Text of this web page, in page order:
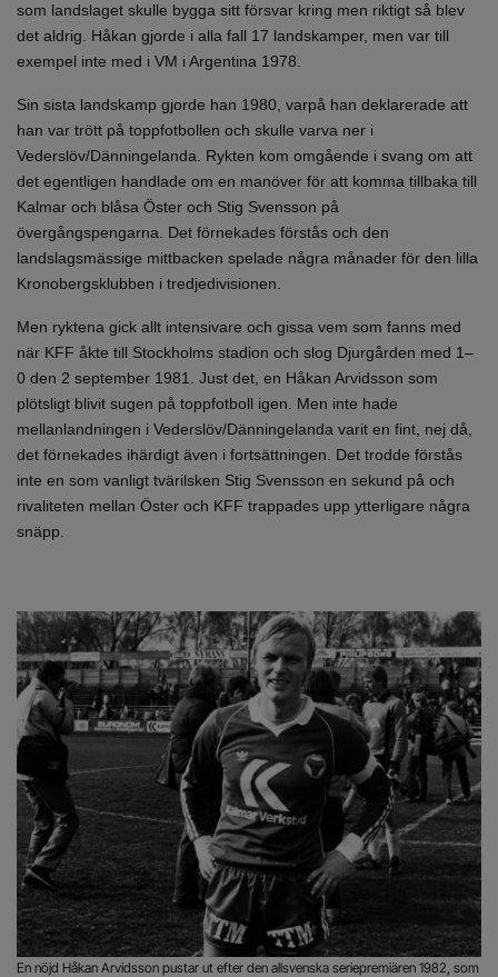
som landslaget skulle bygga sitt försvar kring men riktigt så blev
det aldrig. Håkan gjorde i alla fall 17 landskamper, men var till
exempel inte med i VM i Argentina 1978.
Sin sista landskamp gjorde han 1980, varpå han deklarerade att
han var trött på toppfotbollen och skulle varva ner i
Vederslöv/Dänningelanda. Rykten kom omgående i svang om att
det egentligen handlade om en manöver för att komma tillbaka till
Kalmar och blåsa Öster och Stig Svensson på
övergångspengarna. Det förnekades förstås och den
landslagsmässige mittbacken spelade några månader för den lilla
Kronobergsklubben i tredjedivisionen.
Men ryktena gick allt intensivare och gissa vem som fanns med
när KFF åkte till Stockholms stadion och slog Djurgården med 1–
0 den 2 september 1981. Just det, en Håkan Arvidsson som
plötsligt blivit sugen på toppfotboll igen. Men inte hade
mellanlandningen i Vederslöv/Dänningelanda varit en fint, nej då,
det förnekades ihärdigt även i fortsättningen. Det trodde förstås
inte en som vanligt tvärilsken Stig Svensson en sekund på och
rivaliteten mellan Öster och KFF trappades upp ytterligare några
snäpp.
En nöjd Håkan Arvidsson pustar ut efter den allsvenska seriepremiären 1982, som